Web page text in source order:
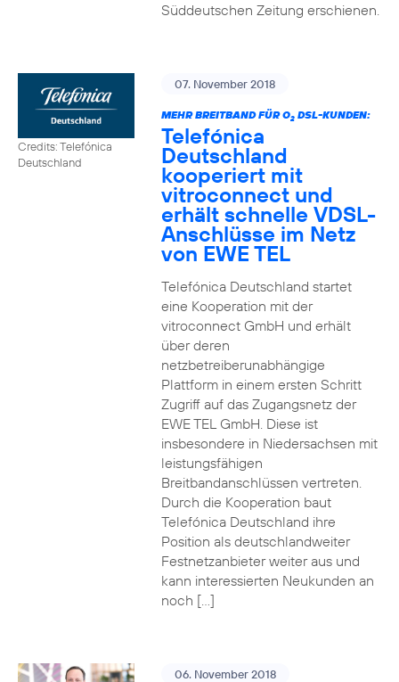
Süddeutschen Zeitung erschienen.
Credits: Telefónica
Deutschland
07. November 2018
MEHR BREITBAND FÜR O2DSL-KUNDEN:
Telefónica
Deutschland
kooperiert mit
vitroconnect und
erhält schnelle VDSL-
Anschlüsse im Netz
von EWE TEL
Telefónica Deutschland startet
eine Kooperation mit der
vitroconnect GmbH und erhält
über deren
netzbetreiberunabhängige
Plattform in einem ersten Schritt
Zugriff auf das Zugangsnetz der
EWE TEL GmbH. Diese ist
insbesondere in Niedersachsen mit
leistungsfähigen
Breitbandanschlüssen vertreten.
Durch die Kooperation baut
Telefónica Deutschland ihre
Position als deutschlandweiter
Festnetzanbieter weiter aus und
kann interessierten Neukunden an
noch […]
06. November 2018